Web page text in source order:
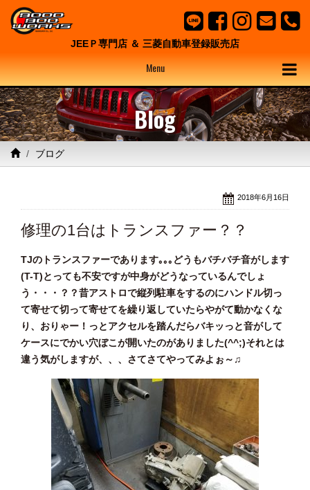
JEEＰ専門店 ＆ 三菱自動車登録販売店
Menu
Blog
ブログ
2018年6月16日
修理の1台はトランスファー？？
TJのトランスファーであります｡｡｡どうもバチバチ音がします
(T-T)とっても不安ですが中身がどうなっているんでしょ
う・・・？？昔アストロで縦列駐車をするのにハンドル切っ
て寄せて切って寄せてを繰り返していたらやがて動かなくな
り、おりゃー！っとアクセルを踏んだらバキッっと音がして
ケースにでかい穴ぼこが開いたのがありました(^^;)それとは
違う気がしますが、、、さてさてやってみよぉ～♫